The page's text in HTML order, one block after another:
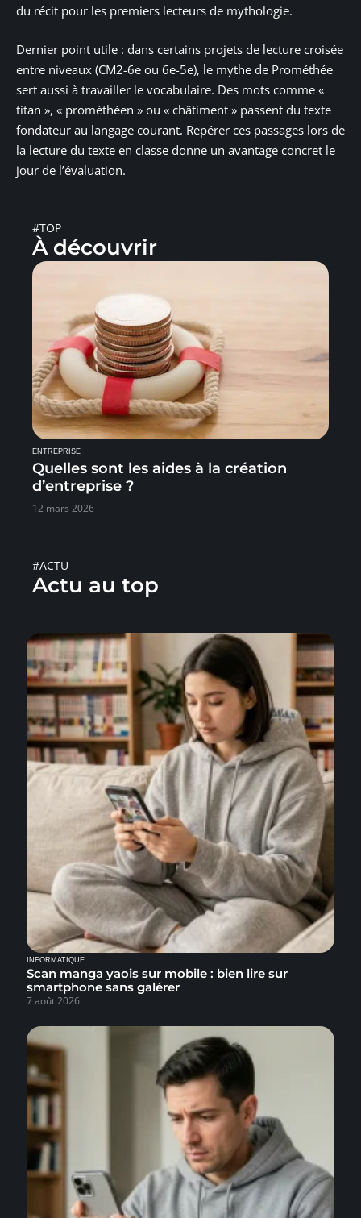
du récit pour les premiers lecteurs de mythologie.
Dernier point utile : dans certains projets de lecture croisée
entre niveaux (CM2-6e ou 6e-5e), le mythe de Prométhée
sert aussi à travailler le vocabulaire. Des mots comme «
titan », « prométhéen » ou « châtiment » passent du texte
fondateur au langage courant. Repérer ces passages lors de
la lecture du texte en classe donne un avantage concret le
jour de l’évaluation.
#TOP
À découvrir
ENTREPRISE
Quelles sont les aides à la création
d’entreprise ?
12 mars 2026
#ACTU
Actu au top
INFORMATIQUE
Scan manga yaois sur mobile : bien lire sur
smartphone sans galérer
7 août 2026